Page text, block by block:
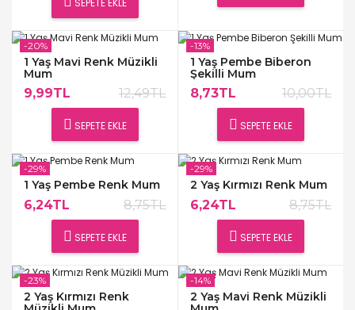
SEPETE EKLE
1 Yaş Mavi Renk Müzikli
Mum
9,99TL 12,49TL
SEPETE EKLE
-20%
1 Yaş Pembe Biberon
Şekilli Mum
8,73TL 10,00TL
SEPETE EKLE
-13%
1 Yaş Pembe Renk Mum
6,24TL 8,75TL
SEPETE EKLE
-29%
2 Yaş Kırmızı Renk Mum
6,24TL 8,75TL
SEPETE EKLE
-29%
2 Yaş Kırmızı Renk
-23%
2 Yaş Mavi Renk Müzikli
-14%